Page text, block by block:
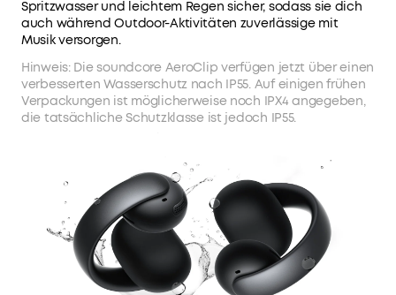
Spritzwasser und leichtem Regen sicher, sodass sie dich
auch während Outdoor-Aktivitäten zuverlässige mit
Musik versorgen.
Hinweis: Die soundcore AeroClip verfügen jetzt über einen
verbesserten Wasserschutz nach IP55. Auf einigen frühen
Verpackungen ist möglicherweise noch IPX4 angegeben,
die tatsächliche Schutzklasse ist jedoch IP55.